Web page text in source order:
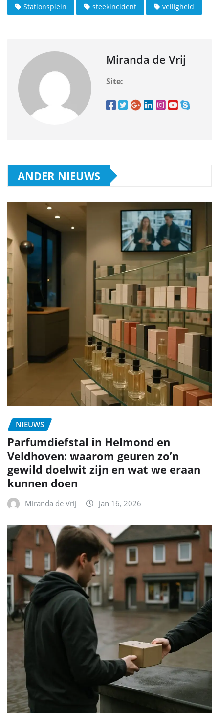
Stationsplein
steekincident veiligheid
Miranda de Vrij
Site:
ANDER NIEUWS
NIEUWS
Parfumdiefstal in Helmond en
Veldhoven: waarom geuren zo’n
gewild doelwit zijn en wat we eraan
kunnen doen
Miranda de Vrij jan 16, 2026